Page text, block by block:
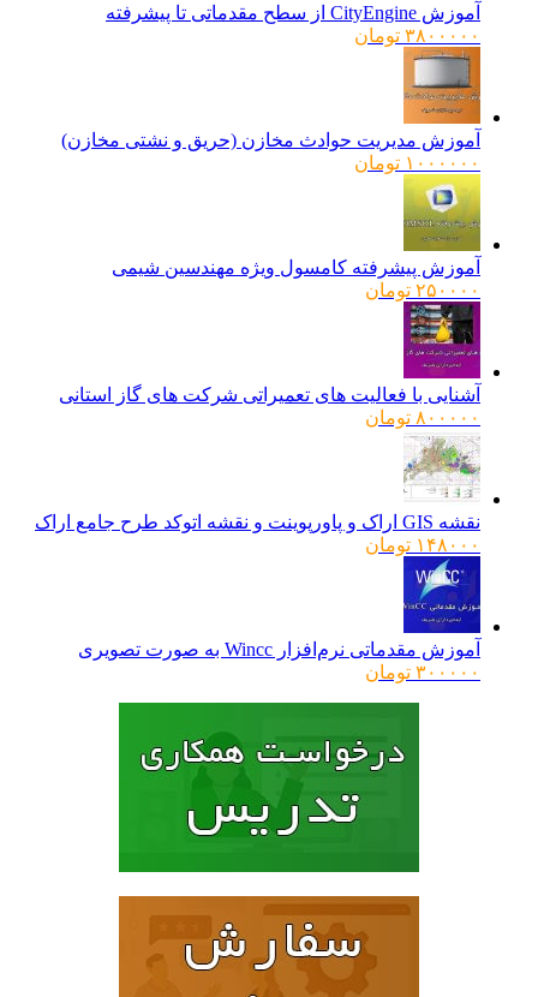
آموزش CityEngine از سطح مقدماتی تا پیشرفته
۳۸۰۰۰۰۰ تومان
آموزش مدیریت حوادث مخازن (حریق و نشتی مخازن)
۱۰۰۰۰۰۰ تومان
آموزش پیشرفته کامسول ویژه مهندسین شیمی
۲۵۰۰۰۰ تومان
آشنایی با فعالیت های تعمیراتی شرکت های گاز استانی
۸۰۰۰۰۰ تومان
نقشه GIS اراک و پاورپوینت و نقشه اتوکد طرح جامع اراک
۱۴۸۰۰۰ تومان
آموزش مقدماتی نرم‌افزار Wincc به صورت تصویری
۳۰۰۰۰۰ تومان